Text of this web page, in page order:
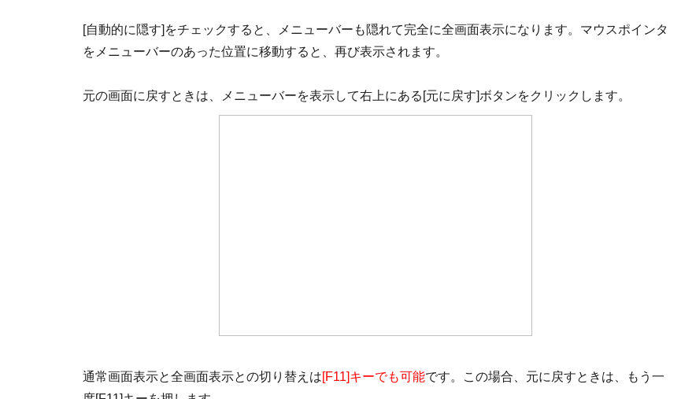
[自動的に隠す]をチェックすると、メニューバーも隠れて完全に全画面表示になります。マウスポインタ
をメニューバーのあった位置に移動すると、再び表示されます。
元の画面に戻すときは、メニューバーを表示して右上にある[元に戻す]ボタンをクリックします。
通常画面表示と全画面表示との切り替えは[F11]キーでも可能です。この場合、元に戻すときは、もう一